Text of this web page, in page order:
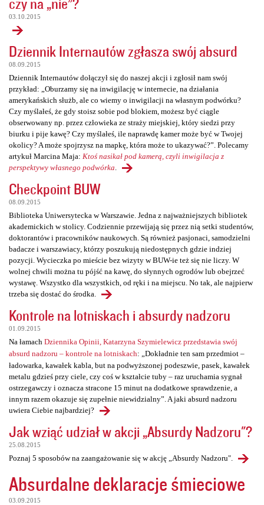
03.10.2015
Dziennik Internautów zgłasza swój absurd
08.09.2015
Dziennik Internautów dołączył się do naszej akcji i zgłosił nam swój
przykład: „Oburzamy się na inwigilację w internecie, na działania
amerykańskich służb, ale co wiemy o inwigilacji na własnym podwórku?
Czy myślałeś, że gdy stoisz sobie pod blokiem, możesz być ciągle
obserwowany np. przez człowieka ze straży miejskiej, który siedzi przy
biurku i pije kawę? Czy myślałeś, ile naprawdę kamer może być w Twojej
okolicy? A może spojrzysz na mapkę, która może to ukazywać?”. Polecamy
artykuł Marcina Maja: Ktoś nasikał pod kamerą, czyli inwigilacja z
perspektywy własnego podwórka
Checkpoint BUW
08.09.2015
Biblioteka Uniwersytecka w Warszawie. Jedna z najważniejszych bibliotek
akademickich w stolicy. Codziennie przewijają się przez nią setki studentów,
doktorantów i pracowników naukowych. Są również pasjonaci, samodzielni
badacze i warszawiacy, którzy poszukują niedostępnych gdzie indziej
pozycji. Wycieczka po mieście bez wizyty w BUW-ie też się nie liczy. W
wolnej chwili można tu pójść na kawę, do słynnych ogrodów lub obejrzeć
wystawę. Wszystko dla wszystkich, od ręki i na miejscu. No tak, ale najpierw
trzeba się dostać do środka.
Kontrole na lotniskach i absurdy nadzoru
01.09.2015
Na łamach Dziennika Opinii, Katarzyna Szymielewicz przedstawia swój
absurd nadzoru – kontrole na lotniskach: „Dokładnie ten sam przedmiot –
ładowarka, kawałek kabla, but na podwyższonej podeszwie, pasek, kawałek
metalu gdzieś przy ciele, czy coś w kształcie tuby – raz uruchamia sygnał
ostrzegawczy i oznacza stracone 15 minut na dodatkowe sprawdzenie, a
innym razem okazuje się zupełnie niewidzialny”. A jaki absurd nadzoru
uwiera Ciebie najbardziej?
Jak wziąć udział w akcji „Absurdy Nadzoru"?
25.08.2015
Poznaj 5 sposobów na zaangażowanie się w akcję „Absurdy Nadzoru".
Absurdalne deklaracje śmieciowe
03.09.2015